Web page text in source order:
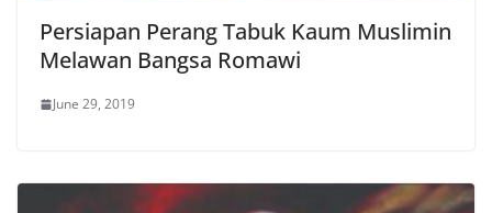
Persiapan Perang Tabuk Kaum Muslimin
Melawan Bangsa Romawi
June 29, 2019